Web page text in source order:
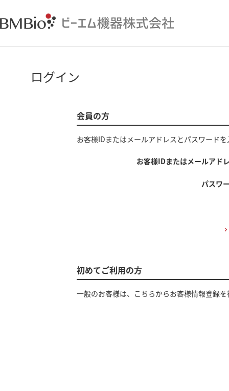
ログイン
会員の方
お客様IDまたはメールアドレス とパスワード
お客様IDまたはメールアド
パスワ
初めてご利用の方
一般のお客様は、こちらからお客様情報登録